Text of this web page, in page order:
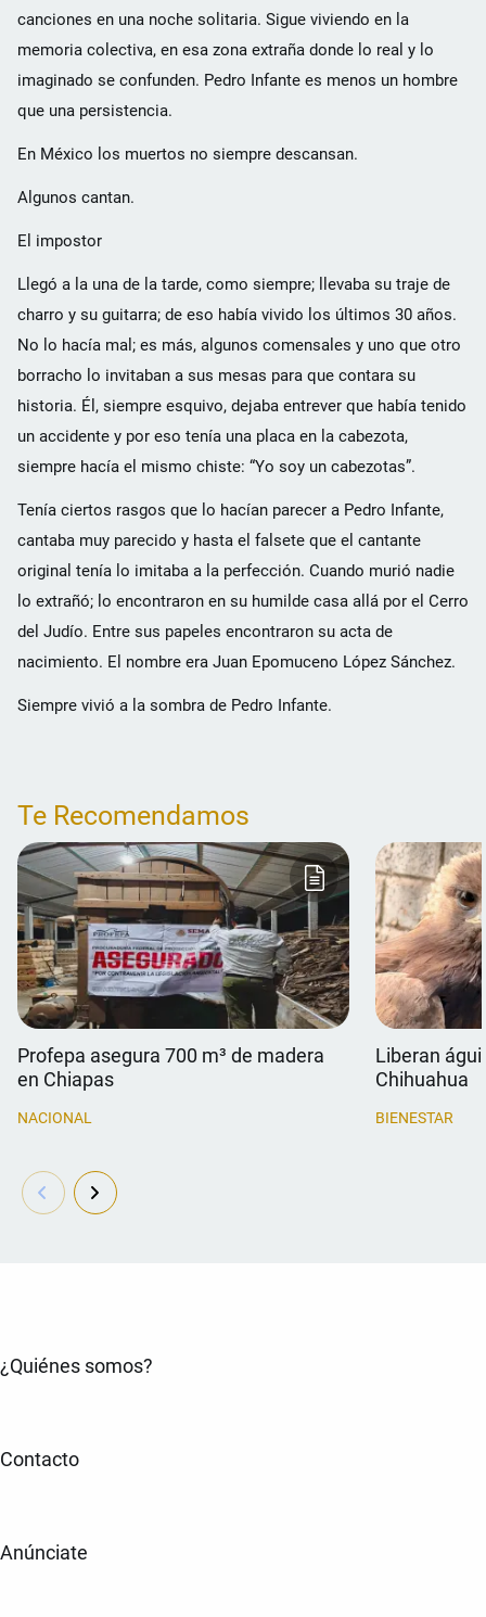
canciones en una noche solitaria. Sigue viviendo en la
memoria colectiva, en esa zona extraña donde lo real y lo
imaginado se confunden. Pedro Infante es menos un hombre
que una persistencia.
En México los muertos no siempre descansan.
Algunos cantan.
El impostor
Llegó a la una de la tarde, como siempre; llevaba su traje de
charro y su guitarra; de eso había vivido los últimos 30 años.
No lo hacía mal; es más, algunos comensales y uno que otro
borracho lo invitaban a sus mesas para que contara su
historia. Él, siempre esquivo, dejaba entrever que había tenido
un accidente y por eso tenía una placa en la cabezota,
siempre hacía el mismo chiste: “Yo soy un cabezotas”.
Tenía ciertos rasgos que lo hacían parecer a Pedro Infante,
cantaba muy parecido y hasta el falsete que el cantante
original tenía lo imitaba a la perfección. Cuando murió nadie
lo extrañó; lo encontraron en su humilde casa allá por el Cerro
del Judío. Entre sus papeles encontraron su acta de
nacimiento. El nombre era Juan Epomuceno López Sánchez.
Siempre vivió a la sombra de Pedro Infante.
Te Recomendamos
Profepa asegura 700 m³ de madera
en Chiapas
NACIONAL
Liberan
Chihuahua
BIENESTAR
¿Quiénes somos?
Contacto
Anúnciate